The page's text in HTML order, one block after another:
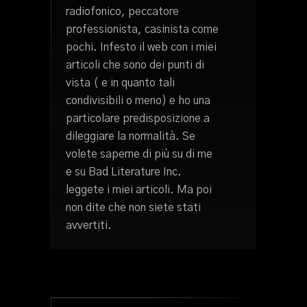
radiofonico, peccatore
professionista, casinista come
pochi. Infesto il web con i miei
articoli che sono dei punti di
vista ( e in quanto tali
condivisibili o meno) e ho una
particolare predisposizione a
dileggiare la normalità. Se
volete saperne di più su di me
e su Bad Literature Inc.
leggete i miei articoli. Ma poi
non dite che non siete stati
avvertiti.